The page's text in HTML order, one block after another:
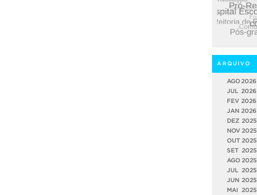
ARQUIVO
AGO 2026
JUL 2026
FEV 2026
JAN 2026
DEZ 2025
NOV 2025
OUT 2025
SET 2025
AGO 2025
JUL
2025
JUN 2025
MAI
2025